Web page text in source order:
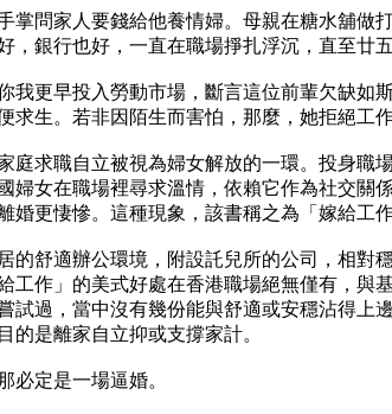
掌問家人要錢給他養情婦。母親在糖水舖
銀行也好，一直在職場掙扎浮沉，直至廿
我更早投入勞動市場，斷言這位前輩欠缺
生。若非因陌生而害怕，那麼，她拒絕工
求職自立被視為婦女解放的一環。投身職
婦女在職場裡尋求溫情，依賴它作為社交
更悽慘。這種現象，該書稱之為「嫁給工作
的舒適辦公環境，附設託兒所的公司，相對
工作」的美式好處在香港職場絕無僅有，
試過，當中沒有幾份能與舒適或安穩沾得上
是離家自立抑或支撐家計。
必定是一場逼婚。